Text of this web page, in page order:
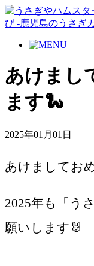
あけまし
ます🐍
2025年01月01日
あけましてお
2025年も「う
願いします🐰